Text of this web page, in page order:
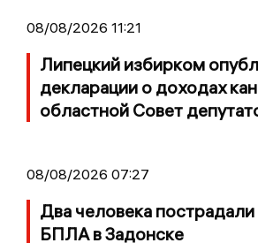
08/08/2026 11:21
Липецкий избирком
декларации о доходах
областной Совет
08/08/2026 07:27
Два человека
БПЛА в Задонске